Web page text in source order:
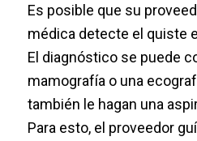
Es posible que su
médica detecte el quiste
El diagnóstico se puede
mamografía o una
también le hagan una
Para esto, el proveedor